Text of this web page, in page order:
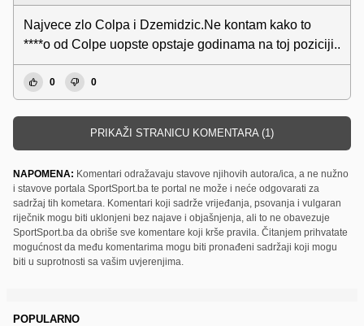
Najvece zlo Colpa i Dzemidzic.Ne kontam kako to
****o od Colpe uopste opstaje godinama na toj poziciji..
0 0
PRIKAŽI STRANICU KOMENTARA (1)
NAPOMENA: Komentari odražavaju stavove njihovih autora/ica, a ne nužno
i stavove portala SportSport.ba te portal ne može i neće odgovarati za
sadržaj tih kometara. Komentari koji sadrže vrijeđanja, psovanja i vulgaran
riječnik mogu biti uklonjeni bez najave i objašnjenja, ali to ne obavezuje
SportSport.ba da obriše sve komentare koji krše pravila. Čitanjem prihvatate
mogućnost da među komentarima mogu biti pronađeni sadržaji koji mogu
biti u suprotnosti sa vašim uvjerenjima.
POPULARNO